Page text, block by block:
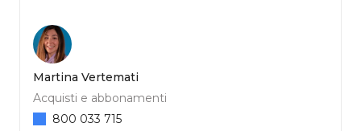
Martina Vertemati
Acquisti e abbonamenti
800 033 715